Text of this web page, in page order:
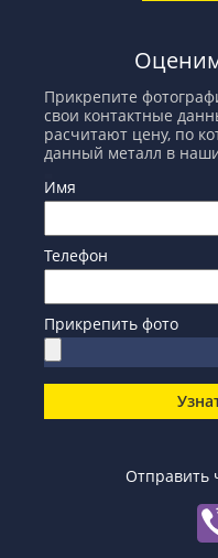
Прикрепите
свои контактные
расчитают цену, по
данный металл в
Имя
Телефон
Прикрепить фото
Отправить